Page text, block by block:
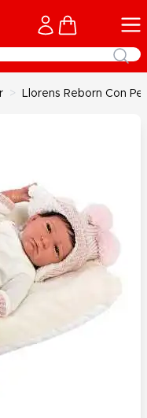
Cart
> Llorens Reborn Con